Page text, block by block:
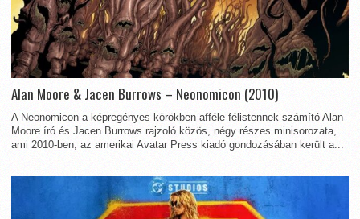
Alan Moore & Jacen Burrows – Neonomicon (2010)
A Neonomicon a képregényes körökben afféle félistennek számító Alan
Moore író és Jacen Burrows rajzoló közös, négy részes minisorozata,
ami 2010-ben, az amerikai Avatar Press kiadó gondozásában került a...